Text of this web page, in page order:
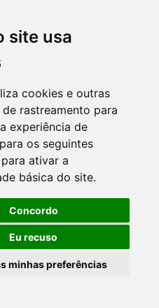
site usa
cookies e outras
rastreamento para
experiência de
os seguintes
para ativar a
básica do site.
Concordo
Eu recuso
minhas preferências